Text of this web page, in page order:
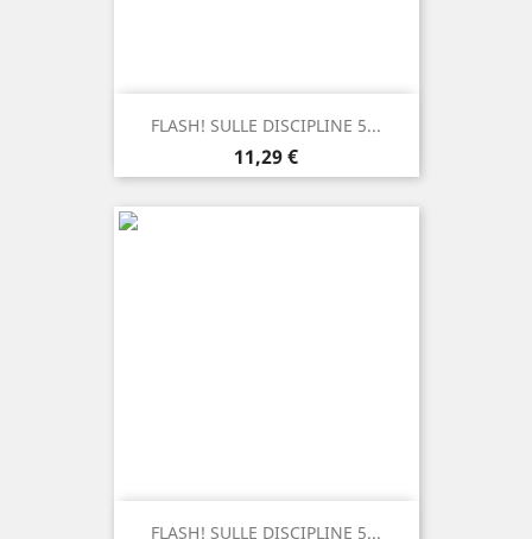
FLASH! SULLE DISCIPLINE 5...
Prezzo
11,29 €
FLASH! SULLE DISCIPLINE 5...